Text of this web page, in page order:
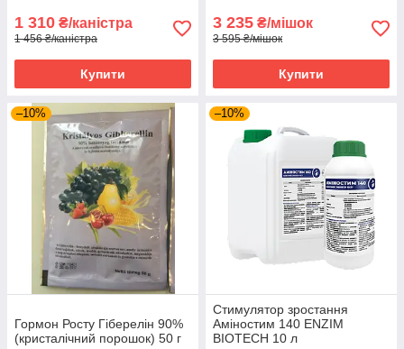
1 310 ₴/каністра
1 456 ₴/каністра
Купити
3 235 ₴/мішок
3 595 ₴/мішок
Купити
–10%
Гормон Росту Гіберелін 90%
(кристалічний порошок) 50 г
–10%
Стимулятор зростання
Аміностим 140 ENZIM
BIOTECH 10 л